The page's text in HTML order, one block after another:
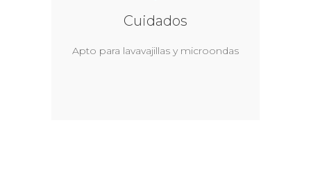
Cuidados
Apto para lavavajillas y microondas